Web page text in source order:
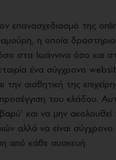
επανασχεδιασμό της
η οποία
στα Ιωάννινα όσο και
ένα σύγχρονο
την αισθητική της
προσέγγιση του κλάδου.
και να μην
αλλά να είναι
από κάθε συσκευή.